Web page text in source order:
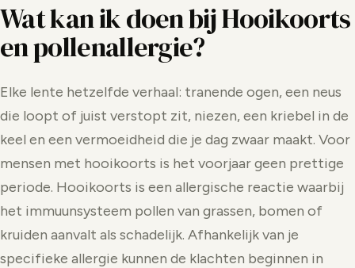
Wat kan ik doen bij Hooikoorts
en pollenallergie?
Elke lente hetzelfde verhaal: tranende ogen, een neus
die loopt of juist verstopt zit, niezen, een kriebel in de
keel en een vermoeidheid die je dag zwaar maakt. Voor
mensen met hooikoorts is het voorjaar geen prettige
periode. Hooikoorts is een allergische reactie waarbij
het immuunsysteem pollen van grassen, bomen of
kruiden aanvalt als schadelijk. Afhankelijk van je
specifieke allergie kunnen de klachten beginnen in